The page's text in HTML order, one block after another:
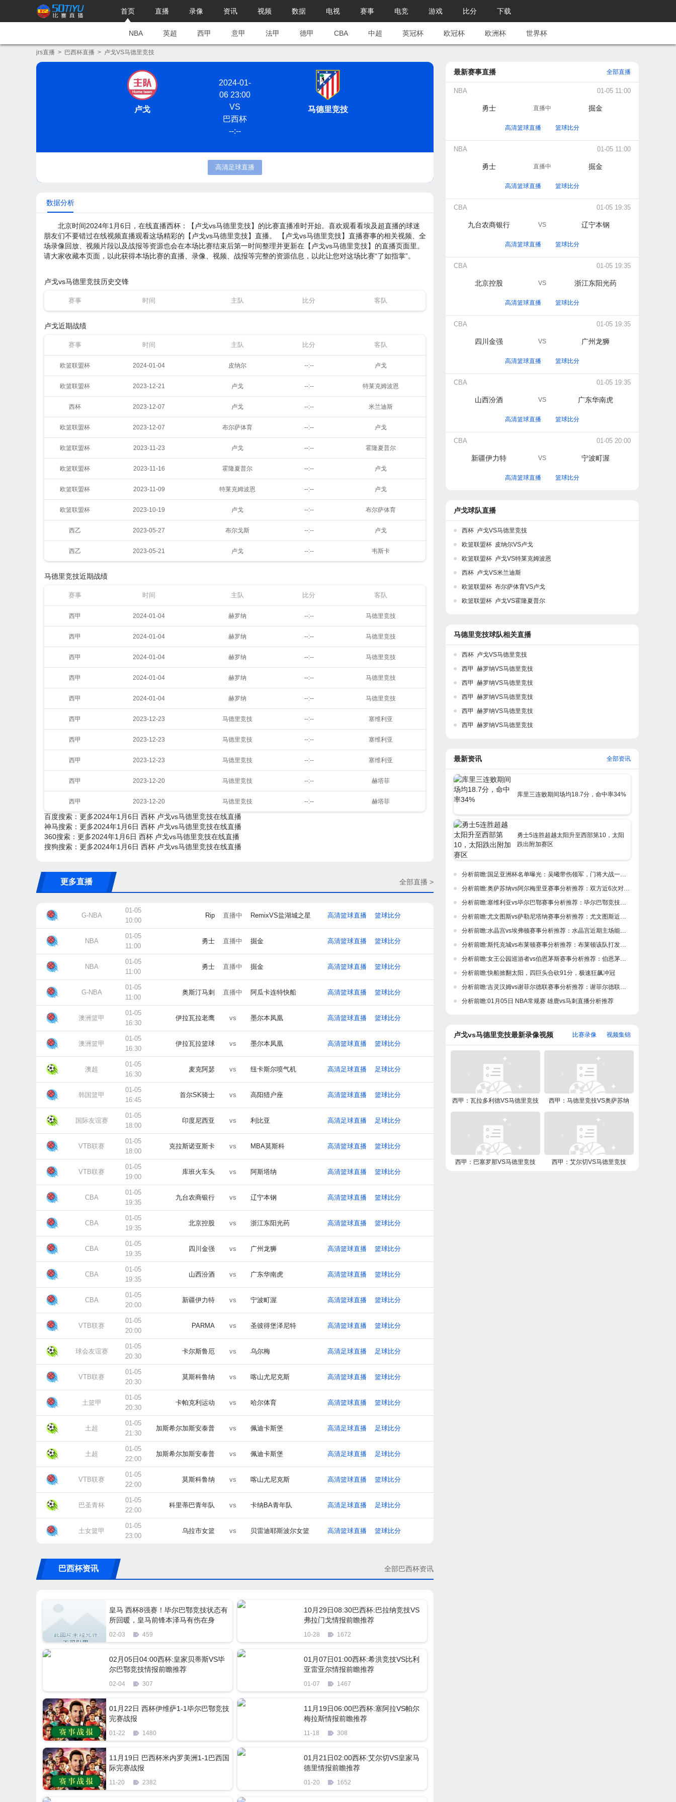
首页 直播 录像 资讯 视频 数据 电视 赛事 电竞 游戏 比分 下载
NBA 英超 西甲 意甲 法甲 德甲 CBA 中超 英冠杯 欧冠杯 欧洲杯 世界杯
jrs直播 > 巴西杯直播 > 卢戈VS马德里竞技
卢戈
2024-01-
06 23:00
VS
巴西杯
--:--
马德里竞技
高清足球直播
数据分析
北京时间2024年1月6日，在线直播西杯：【卢戈vs马德里竞技】的比赛直播准时开始。喜欢观看看埃及超直播的球迷
朋友们不要错过在线视频直播观看这场精彩的【卢戈vs马德里竞技】直播。 【卢戈vs马德里竞技】直播赛事的相关视频、全
场录像回放、视频片段以及战报等资源也会在本场比赛结束后第一时间整理并更新在【卢戈vs马德里竞技】的直播页面里。
请大家收藏本页面，以此获得本场比赛的直播、录像、视频、战报等完整的资源信息，以此让您对这场比赛“了如指掌”。
卢戈vs马德里竞技历史交锋
赛事 时间 主队 比分 客队
卢戈近期战绩
赛事 时间 主队 比分 客队
欧篮联盟杯 2024-01-04 皮纳尔 --:-- 卢戈
欧篮联盟杯 2023-12-21 卢戈 --:-- 特莱克姆波恩
西杯 2023-12-07 卢戈 --:-- 米兰迪斯
欧篮联盟杯 2023-12-07 布尔萨体育 --:-- 卢戈
欧篮联盟杯 2023-11-23 卢戈 --:-- 霍隆夏普尔
欧篮联盟杯 2023-11-16 霍隆夏普尔 --:-- 卢戈
欧篮联盟杯 2023-11-09 特莱克姆波恩 --:-- 卢戈
欧篮联盟杯 2023-10-19 卢戈 --:-- 布尔萨体育
西乙 2023-05-27 布尔戈斯 --:-- 卢戈
西乙 2023-05-21 卢戈 --:-- 韦斯卡
马德里竞技近期战绩
赛事 时间 主队 比分 客队
西甲 2024-01-04 赫罗纳 --:-- 马德里竞技
西甲 2024-01-04 赫罗纳 --:-- 马德里竞技
西甲 2024-01-04 赫罗纳 --:-- 马德里竞技
西甲 2024-01-04 赫罗纳 --:-- 马德里竞技
西甲 2024-01-04 赫罗纳 --:-- 马德里竞技
西甲 2023-12-23 马德里竞技 --:-- 塞维利亚
西甲 2023-12-23 马德里竞技 --:-- 塞维利亚
西甲 2023-12-23 马德里竞技 --:-- 塞维利亚
西甲 2023-12-20 马德里竞技 --:-- 赫塔菲
西甲 2023-12-20 马德里竞技 --:-- 赫塔菲
百度搜索：更多2024年1月6日 西杯 卢戈vs马德里竞技在线直播
神马搜索：更多2024年1月6日 西杯 卢戈vs马德里竞技在线直播
360搜索：更多2024年1月6日 西杯 卢戈vs马德里竞技在线直播
搜狗搜索：更多2024年1月6日 西杯 卢戈vs马德里竞技在线直播
更多直播 全部直播 >
G-NBA
01-05
10:00
Rip 直播中 RemixVS盐湖城之星 高清篮球直播 篮球比分
NBA
01-05
11:00
勇士 直播中 掘金 高清篮球直播 篮球比分
NBA
01-05
11:00
勇士 直播中 掘金 高清篮球直播 篮球比分
G-NBA
01-05
11:00
奥斯汀马刺 直播中 阿瓜卡连特快船 高清篮球直播 篮球比分
澳洲篮甲
01-05
16:30
伊拉瓦拉老鹰 vs 墨尔本凤凰 高清篮球直播 篮球比分
澳洲篮甲
01-05
16:30
伊拉瓦拉篮球 vs 墨尔本凤凰 高清篮球直播 篮球比分
澳超
01-05
16:30
麦克阿瑟 vs 纽卡斯尔喷气机 高清足球直播 足球比分
韩国篮甲
01-05
16:45
首尔SK骑士 vs 高阳猎户座 高清篮球直播 篮球比分
国际友谊赛
01-05
18:00
印度尼西亚 vs 利比亚 高清足球直播 足球比分
VTB联赛
01-05
18:00
克拉斯诺亚斯卡 vs MBA莫斯科 高清篮球直播 篮球比分
VTB联赛
01-05
19:00
库班火车头 vs 阿斯塔纳 高清篮球直播 篮球比分
CBA
01-05
19:35
九台农商银行 vs 辽宁本钢 高清篮球直播 篮球比分
CBA
01-05
19:35
北京控股 vs 浙江东阳光药 高清篮球直播 篮球比分
CBA
01-05
19:35
四川金强 vs 广州龙狮 高清篮球直播 篮球比分
CBA
01-05
19:35
山西汾酒 vs 广东华南虎 高清篮球直播 篮球比分
CBA
01-05
20:00
新疆伊力特 vs 宁波町渥 高清篮球直播 篮球比分
VTB联赛
01-05
20:00
PARMA vs 圣彼得堡泽尼特 高清篮球直播 篮球比分
球会友谊赛
01-05
20:30
卡尔斯鲁厄 vs 乌尔梅 高清足球直播 足球比分
VTB联赛
01-05
20:30
莫斯科鲁纳 vs 喀山尤尼克斯 高清篮球直播 篮球比分
土篮甲
01-05
20:30
卡帕克利运动 vs 哈尔体育 高清篮球直播 篮球比分
土超
01-05
21:30
加斯希尔加斯安泰普 vs 佩迪卡斯堡 高清足球直播 足球比分
土超
01-05
22:00
加斯希尔加斯安泰普 vs 佩迪卡斯堡 高清足球直播 足球比分
VTB联赛
01-05
22:00
莫斯科鲁纳 vs 喀山尤尼克斯 高清篮球直播 篮球比分
巴圣青杯
01-05
22:00
科里蒂巴青年队 vs 卡纳BA青年队 高清足球直播 足球比分
土女篮甲
01-05
23:00
乌拉市女篮 vs 贝雷迪耶斯波尔女篮 高清篮球直播 篮球比分
巴西杯资讯 全部巴西杯资讯
皇马 西杯8强赛！毕尔巴鄂竞技状态有
所回暖，皇马前锋本泽马有伤在身
02-03 459
10月29日08:30巴西杯:巴拉纳竞技VS
弗拉门戈情报前瞻推荐
10-28 1672
02月05日04:00西杯:皇家贝蒂斯VS毕
尔巴鄂竞技情报前瞻推荐
02-04 307
01月07日01:00西杯:希洪竞技VS比利
亚雷亚尔情报前瞻推荐
01-07 1467
01月22日 西杯伊维萨1-1毕尔巴鄂竞技
完赛战报
01-22 1480
11月19日06:00巴西杯:塞阿拉VS帕尔
梅拉斯情报前瞻推荐
11-18 308
11月19日 巴西杯米内罗美洲1-1巴西国
际完赛战报
11-20 2382
01月21日02:00西杯:艾尔切VS皇家马
德里情报前瞻推荐
01-20 1652
最新赛事直播 全部直播
NBA 01-05 11:00
勇士 直播中 掘金
高清篮球直播 篮球比分
NBA 01-05 11:00
勇士 直播中 掘金
高清篮球直播 篮球比分
CBA 01-05 19:35
九台农商银行 VS 辽宁本钢
高清篮球直播 篮球比分
CBA 01-05 19:35
北京控股 VS 浙江东阳光药
高清篮球直播 篮球比分
CBA 01-05 19:35
四川金强 VS 广州龙狮
高清篮球直播 篮球比分
CBA 01-05 19:35
山西汾酒 VS 广东华南虎
高清篮球直播 篮球比分
CBA 01-05 20:00
新疆伊力特 VS 宁波町渥
高清篮球直播 篮球比分
卢戈球队直播
西杯 卢戈VS马德里竞技
欧篮联盟杯 皮纳尔VS卢戈
欧篮联盟杯 卢戈VS特莱克姆波恩
西杯 卢戈VS米兰迪斯
欧篮联盟杯 布尔萨体育VS卢戈
欧篮联盟杯 卢戈VS霍隆夏普尔
马德里竞技球队相关直播
西杯 卢戈VS马德里竞技
西甲 赫罗纳VS马德里竞技
西甲 赫罗纳VS马德里竞技
西甲 赫罗纳VS马德里竞技
西甲 赫罗纳VS马德里竞技
西甲 赫罗纳VS马德里竞技
最新资讯 全部资讯
库里三连败期间场均18.7分，命中率34%
勇士5连胜超越太阳升至西部第10，太阳
跌出附加赛区
分析前瞻:国足亚洲杯名单曝光：吴曦带伤领军，门将大战一触即发！
分析前瞻:奥萨苏纳vs阿尔梅里亚赛事分析推荐：双方近6次对阵奥萨苏纳5胜1平
分析前瞻:塞维利亚vs毕尔巴鄂赛事分析推荐：毕尔巴鄂竞技客场不败率高达80%
分析前瞻:尤文图斯vs萨勒尼塔纳赛事分析推荐：尤文图斯近期主场能力极佳
分析前瞻:水晶宫vs埃弗顿赛事分析推荐：水晶宫近期主场能力低下
分析前瞻:斯托克城vs布莱顿赛事分析推荐：布莱顿该队打发稳健
分析前瞻:女王公园巡游者vs伯恩茅斯赛事分析推荐：伯恩茅斯近期攻防表现糟糕
分析前瞻:快船掀翻太阳，四巨头合砍91分，极速狂飙冲冠
分析前瞻:吉灵汉姆vs谢菲尔德联赛事分析推荐：谢菲尔德联状态低迷未尝胜绩
分析前瞻:01月05日 NBA常规赛 雄鹿vs马刺直播分析推荐
卢戈vs马德里竞技最新录像视频 视频集锦
比赛录像
西甲：瓦拉多利德VS马德里竞技 西甲：马德里竞技VS奥萨苏纳
西甲：巴塞罗那VS马德里竞技 西甲：艾尔切VS马德里竞技